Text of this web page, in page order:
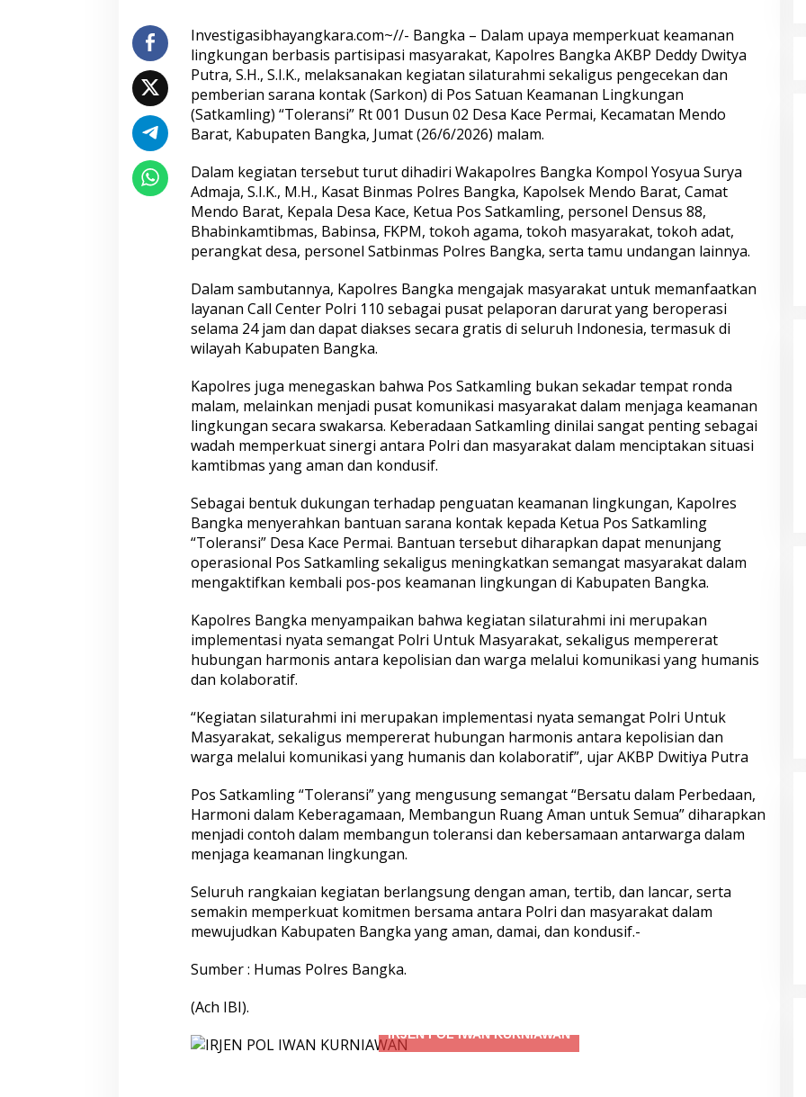
Investigasibhayangkara.com~//- Bangka – Dalam upaya memperkuat keamanan
lingkungan berbasis partisipasi masyarakat, Kapolres Bangka AKBP Deddy Dwitya
Putra, S.H., S.I.K., melaksanakan kegiatan silaturahmi sekaligus pengecekan dan
pemberian sarana kontak (Sarkon) di Pos Satuan Keamanan Lingkungan
(Satkamling) “Toleransi” Rt 001 Dusun 02 Desa Kace Permai, Kecamatan Mendo
Barat, Kabupaten Bangka, Jumat (26/6/2026) malam.
Dalam kegiatan tersebut turut dihadiri Wakapolres Bangka Kompol Yosyua Surya
Admaja, S.I.K., M.H., Kasat Binmas Polres Bangka, Kapolsek Mendo Barat, Camat
Mendo Barat, Kepala Desa Kace, Ketua Pos Satkamling, personel Densus 88,
Bhabinkamtibmas, Babinsa, FKPM, tokoh agama, tokoh masyarakat, tokoh adat,
perangkat desa, personel Satbinmas Polres Bangka, serta tamu undangan lainnya.
Dalam sambutannya, Kapolres Bangka mengajak masyarakat untuk memanfaatkan
layanan Call Center Polri 110 sebagai pusat pelaporan darurat yang beroperasi
selama 24 jam dan dapat diakses secara gratis di seluruh Indonesia, termasuk di
wilayah Kabupaten Bangka.
Kapolres juga menegaskan bahwa Pos Satkamling bukan sekadar tempat ronda
malam, melainkan menjadi pusat komunikasi masyarakat dalam menjaga keamanan
lingkungan secara swakarsa. Keberadaan Satkamling dinilai sangat penting sebagai
wadah memperkuat sinergi antara Polri dan masyarakat dalam menciptakan situasi
kamtibmas yang aman dan kondusif.
Sebagai bentuk dukungan terhadap penguatan keamanan lingkungan, Kapolres
Bangka menyerahkan bantuan sarana kontak kepada Ketua Pos Satkamling
“Toleransi” Desa Kace Permai. Bantuan tersebut diharapkan dapat menunjang
operasional Pos Satkamling sekaligus meningkatkan semangat masyarakat dalam
mengaktifkan kembali pos-pos keamanan lingkungan di Kabupaten Bangka.
Kapolres Bangka menyampaikan bahwa kegiatan silaturahmi ini merupakan
implementasi nyata semangat Polri Untuk Masyarakat, sekaligus mempererat
hubungan harmonis antara kepolisian dan warga melalui komunikasi yang humanis
dan kolaboratif.
“Kegiatan silaturahmi ini merupakan implementasi nyata semangat Polri Untuk
Masyarakat, sekaligus mempererat hubungan harmonis antara kepolisian dan
warga melalui komunikasi yang humanis dan kolaboratif”, ujar AKBP Dwitiya Putra
Pos Satkamling “Toleransi” yang mengusung semangat “Bersatu dalam Perbedaan,
Harmoni dalam Keberagamaan, Membangun Ruang Aman untuk Semua” diharapkan
menjadi contoh dalam membangun toleransi dan kebersamaan antarwarga dalam
menjaga keamanan lingkungan.
Seluruh rangkaian kegiatan berlangsung dengan aman, tertib, dan lancar, serta
semakin memperkuat komitmen bersama antara Polri dan masyarakat dalam
mewujudkan Kabupaten Bangka yang aman, damai, dan kondusif.-
Sumber : Humas Polres Bangka.
(Ach IBI).
IRJEN IWAN KURNIAWAN
Peredaran 86,4 Kg Sabu dan 5.171
Butir Ekstasi Berhasil Diungkap,
Bareskrim Polri Amankan Enam
Seleksi Taruna Akpol Masuk Tahap
Akhir, Wakapolri Pimpin
Pemeriksaan Penampilan 404
Catar
Mengenal Brigjen Pol. Drs. Ahmad
Musthofa Kamal, S.H., Perwira
Humas Berpengalaman dengan
Rekam Jejak Pengabdian dari
Aceh hingga Mabes Polri
Polri Kerahkan 372 Taruna Akpol
Dampingi Siswa di 73 Sekolah
Hadapi Ancaman Love Scamming
Era Digital Polri Gelar Dialog
Wakapolri: Bergabungnya Irjen
Studi Kepolisian
Penguatan Ideologi Pancasila dan
Satreskim Polres Tasikmalaya
Satu Pelaku Residivis Diamankan
Ganjal ATM Lintas Propinsi
Pemilik Toko dan Bawa puluhan HP.
Kapolres Demak Satukan Langkah
Cegah Tawuran Pelajar
Polresta Pati Beri Bantuan Air
Bersih kepada Masyarakat yang